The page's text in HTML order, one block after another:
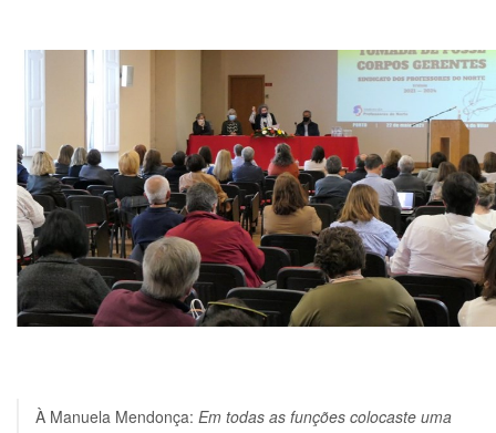
À Manuela Mendonça: Em todas as funções colocaste uma